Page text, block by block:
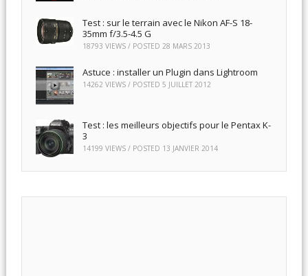
Test : sur le terrain avec le Nikon AF-S 18-
35mm f/3.5-4.5 G
18793 VIEWS / POSTED 28 MARS 2013
Astuce : installer un Plugin dans Lightroom
14262 VIEWS / POSTED 5 JUILLET 2012
Test : les meilleurs objectifs pour le Pentax K-
3
14199 VIEWS / POSTED 13 JANVIER 2014